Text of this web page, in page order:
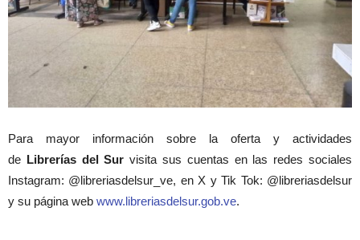
Para mayor información sobre la oferta y actividades
de Librerías del Sur visita sus cuentas en las redes sociales
Instagram: @libreriasdelsur_ve, en X y Tik Tok: @libreriasdelsur
y su página web www.libreriasdelsur.gob.ve.